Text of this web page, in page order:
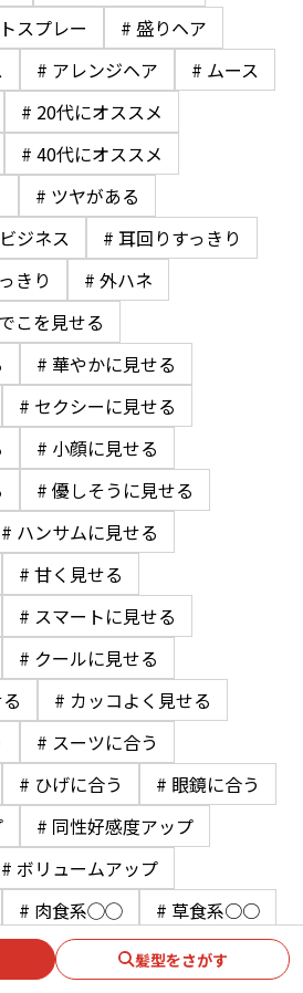
髪型をさがす
スプレー
# 盛りヘア
# アレンジヘア
# ムース
# 20代にオススメ
# 40代にオススメ
# ツヤがある
ジネス
# 耳回りすっきり
きり
# 外ハネ
こを見せる
# 華やかに見せる
# セクシーに見せる
# 小顔に見せる
# 優しそうに見せる
# ハンサムに見せる
# 甘く見せる
# スマートに見せる
# クールに見せる
# カッコよく見せる
# スーツに合う
# ひげに合う
# 眼鏡に合う
# 同性好感度アップ
# ボリュームアップ
# 肉食系◯◯ # 草食系○○